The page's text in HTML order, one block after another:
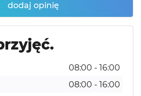
dodaj opinię
08:00 - 16:00
08:00 - 16:00